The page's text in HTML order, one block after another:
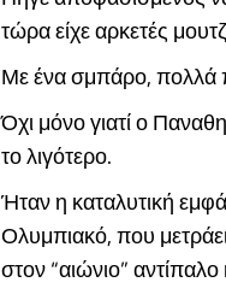
τώρα είχε αρκετές
Με ένα σμπάρο, πολλά
Όχι μόνο γιατί ο
το λιγότερο.
Ήταν η καταλυτική
Ολυμπιακό, που
στον “αιώνιο”